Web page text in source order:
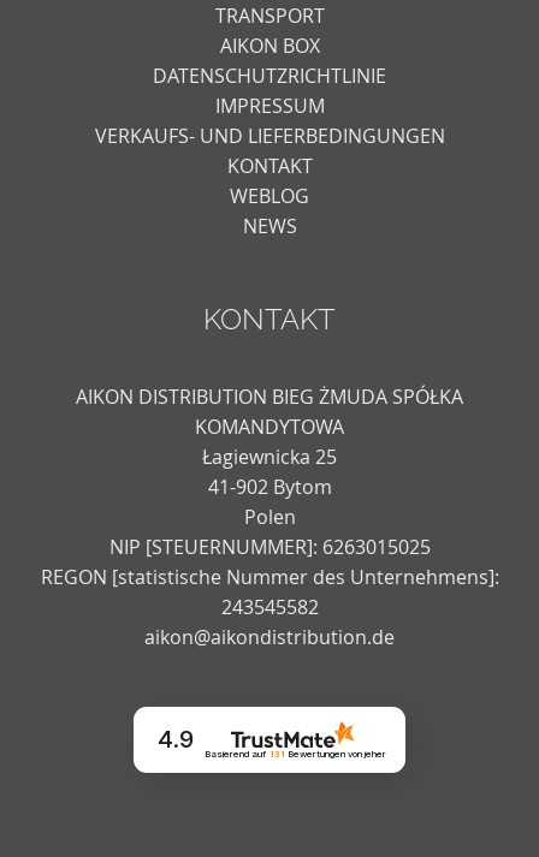
TRANSPORT
AIKON BOX
DATENSCHUTZRICHTLINIE
IMPRESSUM
VERKAUFS- UND LIEFERBEDINGUNGEN
KONTAKT
WEBLOG
NEWS
KONTAKT
AIKON DISTRIBUTION BIEG ŻMUDA SPÓŁKA
KOMANDYTOWA
Łagiewnicka 25
41-902 Bytom
Polen
NIP [STEUERNUMMER]: 6263015025
REGON [statistische Nummer des Unternehmens]:
243545582
aikon@aikondistribution.de
4.9
Basierend auf 131 Bewertungenvon jeher